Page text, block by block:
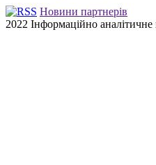
Новини партнерів
2022 Інформаційно